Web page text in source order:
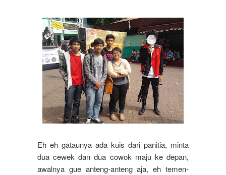
Eh eh gataunya ada kuis dari panitia, minta
dua cewek dan dua cowok maju ke depan,
awalnya gue anteng-anteng aja, eh temen-